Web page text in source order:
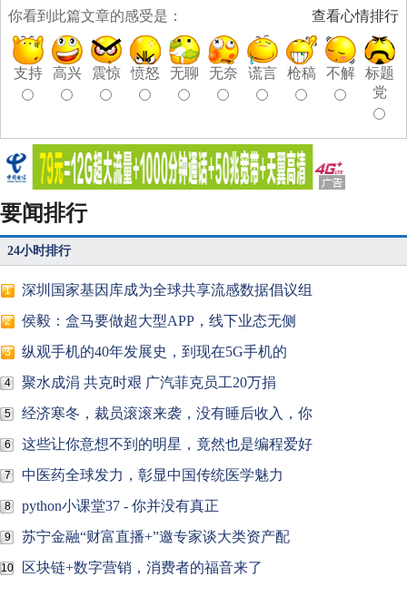
查看心情排行
你看到此篇文章的感受是：
支持 高兴 震惊 愤怒 无聊 无奈 谎言 枪稿 不解
标题
党
要闻排行
24小时排行
1 深圳国家基因库成为全球共享流感数据倡议组
2 侯毅：盒马要做超大型APP，线下业态无侧
3 纵观手机的40年发展史，到现在5G手机的
4 聚水成涓 共克时艰 广汽菲克员工20万捐
5 经济寒冬，裁员滚滚来袭，没有睡后收入，你
6 这些让你意想不到的明星，竟然也是编程爱好
7 中医药全球发力，彰显中国传统医学魅力
8 python小课堂37 - 你并没有真正
9 苏宁金融“财富直播+”邀专家谈大类资产配
10 区块链+数字营销，消费者的福音来了